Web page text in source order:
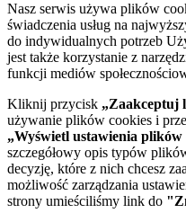
Nasz serwis używa plików
świadczenia usług na
do indywidualnych potrzeb
jest także korzystanie z
funkcji mediów
Kliknij przycisk „Zaakceptuj
używanie plików cookies i
„Wyświetl ustawienia plików
szczegółowy opis typów
decyzję, które z nich chcesz
możliwość zarządzania
strony umieściliśmy link do